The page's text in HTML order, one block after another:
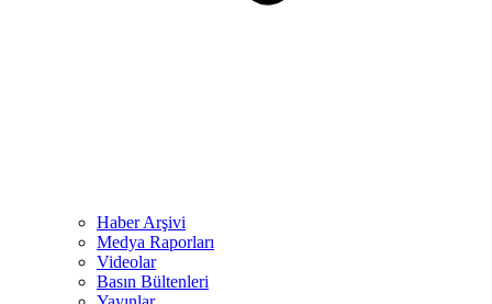
Haber Arşivi
Medya Raporları
Videolar
Basın Bültenleri